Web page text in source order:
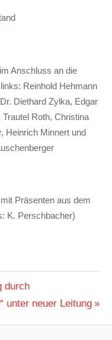
Anschluss an die
Reinhold Hehmann
Diethard Zylka, Edgar
Roth, Christina
Heinrich Minnert und
Präsenten aus dem
K. Perschbacher)
durch
unter neuer Leitung